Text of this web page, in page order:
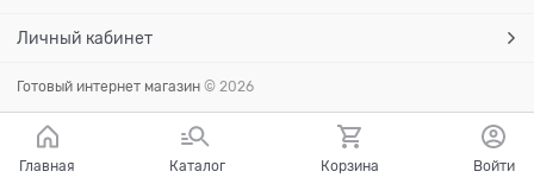
Личный кабинет
Готовый интернет магазин © 2026
Главная Каталог Корзина Войти